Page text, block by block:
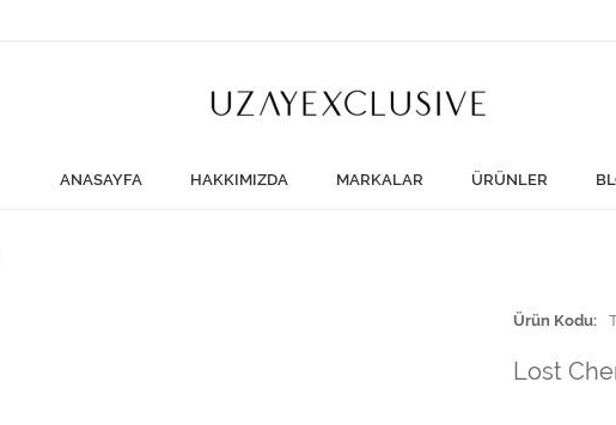
ANASAYFA HAKKIMIZDA MARKALAR ÜRÜNLER
Ürün Kodu
Lost